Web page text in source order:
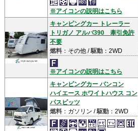
※アイコンの説明はこちら
キャンピングカー トレーラー
トリガノ アルバ390 牽引免許
不要
燃料：その他 /駆動：2WD
※アイコンの説明はこちら
キャンピングカー バンコン
ハイエース ホワイトハウス コン
パスビッツ
燃料：ガソリン /駆動：2WD